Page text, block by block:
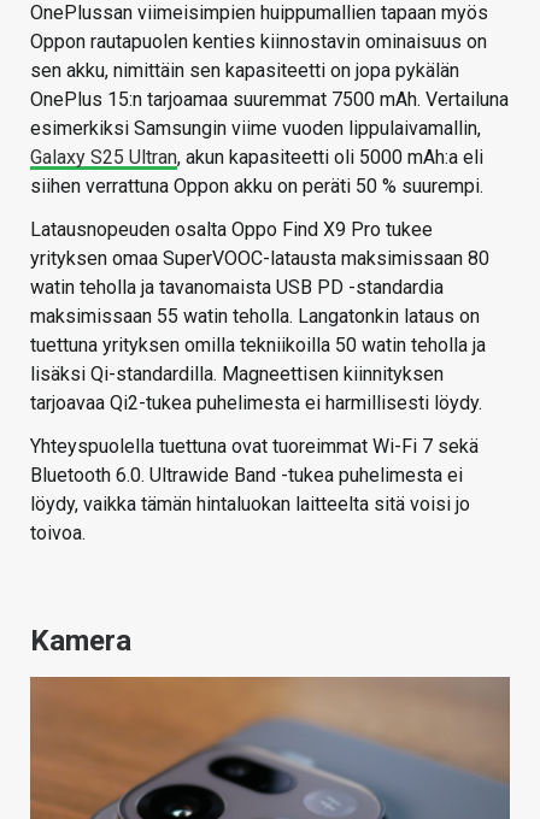
OnePlussan viimeisimpien huippumallien tapaan myös
Oppon rautapuolen kenties kiinnostavin ominaisuus on
sen akku, nimittäin sen kapasiteetti on jopa pykälän
OnePlus 15:n tarjoamaa suuremmat 7500 mAh. Vertailuna
esimerkiksi Samsungin viime vuoden lippulaivamallin,
Galaxy S25 Ultran, akun kapasiteetti oli 5000 mAh:a eli
siihen verrattuna Oppon akku on peräti 50 % suurempi.
Latausnopeuden osalta Oppo Find X9 Pro tukee
yrityksen omaa SuperVOOC-latausta maksimissaan 80
watin teholla ja tavanomaista USB PD -standardia
maksimissaan 55 watin teholla. Langatonkin lataus on
tuettuna yrityksen omilla tekniikoilla 50 watin teholla ja
lisäksi Qi-standardilla. Magneettisen kiinnityksen
tarjoavaa Qi2-tukea puhelimesta ei harmillisesti löydy.
Yhteyspuolella tuettuna ovat tuoreimmat Wi-Fi 7 sekä
Bluetooth 6.0. Ultrawide Band -tukea puhelimesta ei
löydy, vaikka tämän hintaluokan laitteelta sitä voisi jo
toivoa.
Kamera